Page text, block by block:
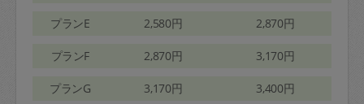
プランE 2,580円 2,870円
プランF 2,870円 3,170円
プランG 3,170円 3,400円